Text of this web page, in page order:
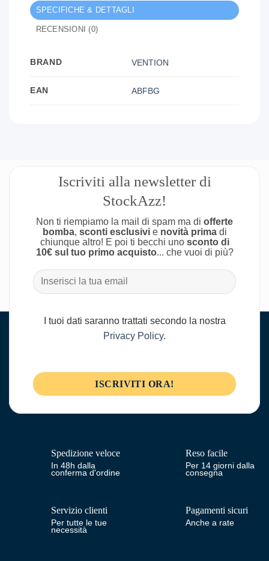
SPECIFICHE & DETTAGLI
RECENSIONI (0)
BRAND VENTION
EAN ABFBG
Iscriviti alla newsletter di
StockAzz!
Non ti riempiamo la mail di spam ma di offerte
bomba, sconti esclusivie novità primadi
chiunque altro! E poi ti becchi uno sconto di
10€ sul tuo primo acquisto... che vuoi di più?
I tuoi dati saranno trattati secondo la nostra
Privacy Policy.
Spedizione veloce
In 48h dalla
conferma d'ordine
Reso facile
Per 14 giorni dalla
consegna
Servizio clienti
Per tutte le tue
necessità
Pagamenti sicuri
Anche a rate